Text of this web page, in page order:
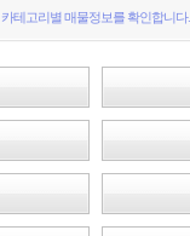
카테고리별 매물정보를 확인합니다.